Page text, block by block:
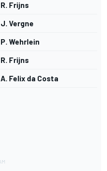
R. Frijns
J. Vergne
P. Wehrlein
R. Frijns
A. Felix da Costa